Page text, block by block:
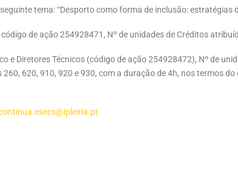
tema: “Desporto como forma de inclusão: estratégias
de ação 254928471, Nº de unidades de Créditos
e Diretores Técnicos (código de ação 254928472), Nº de
260, 620, 910, 920 e 930, com a duração de 4h, nos